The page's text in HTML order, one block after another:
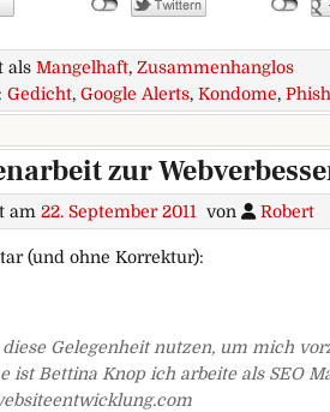
als Mangelhaft, Zusammenhanglos
Gedicht, Google Alerts, Kondome,
zur
am 22. September 2011 von Robert
(und ohne Korrektur):
Gelegenheit nutzen, um mich
ist Bettina Knop ich arbeite als SEO